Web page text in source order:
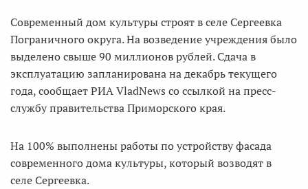
Современный дом культуры строят в селе Сергеевка
Пограничного округа. На возведение учреждения было
выделено свыше 90 миллионов рублей. Сдача в
эксплуатацию запланирована на декабрь текущего
года, сообщает РИА VladNews со ссылкой на пресс-
службу правительства Приморского края.
На 100% выполнены работы по устройству фасада
современного дома культуры, который возводят в
селе Сергеевка.